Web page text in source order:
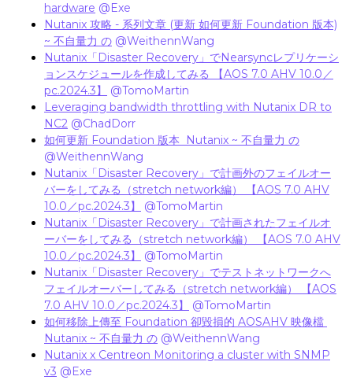
hardware @Exe
Nutanix 攻略 - 系列文章 (更新 如何更新 Foundation 版本)
~ 不自量力 の @WeithennWang
Nutanix「Disaster Recovery」でNearsyncレプリケーシ
ョンスケジュールを作成してみる 【AOS 7.0 AHV 10.0／
pc.2024.3】
@TomoMartin
Leveraging bandwidth throttling with Nutanix DR to
NC2 @ChadDorr
如何更新 Foundation 版本 Nutanix ~ 不自量力 の
@WeithennWang
Nutanix「Disaster Recovery」で計画外のフェイルオー
バーをしてみる（stretch network編） 【AOS 7.0 AHV
10.0／pc.2024.3】
@TomoMartin
Nutanix「Disaster Recovery」で計画されたフェイルオ
ーバーをしてみる（stretch network編） 【AOS 7.0 AHV
10.0／pc.2024.3】
@TomoMartin
Nutanix「Disaster Recovery」でテストネットワークへ
フェイルオーバーしてみる（stretch network編） 【AOS
7.0 AHV 10.0／pc.2024.3】
@TomoMartin
如何移除上傳至 Foundation 卻毀損的 AOSAHV 映像檔
Nutanix ~ 不自量力 の @WeithennWang
Nutanix x Centreon Monitoring a cluster with SNMP
v3 @Exe